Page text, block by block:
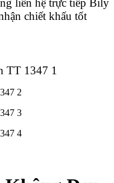
chiết khấu tốt